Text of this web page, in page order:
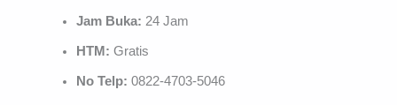
Jam Buka: 24 Jam
HTM:Gratis
No Telp: 0822-4703-5046